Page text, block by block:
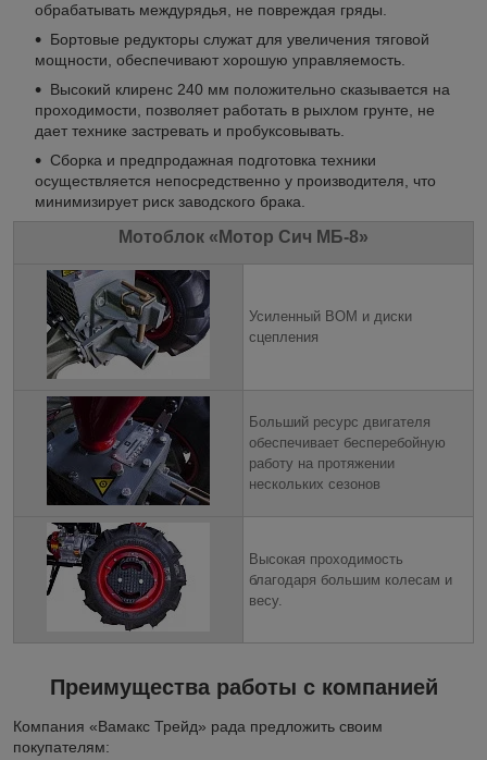
обрабатывать междурядья, не повреждая гряды.
Бортовые редукторы служат для увеличения тяговой
мощности, обеспечивают хорошую управляемость.
Высокий клиренс 240 мм положительно сказывается на
проходимости, позволяет работать в рыхлом грунте, не
дает технике застревать и пробуксовывать.
Сборка и предпродажная подготовка техники
осуществляется непосредственно у производителя, что
минимизирует риск заводского брака.
Мотоблок «Мотор Сич МБ-8»
Усиленный ВОМ и диски
сцепления
Больший ресурс двигателя
обеспечивает бесперебойную
работу на протяжении
нескольких сезонов
Высокая проходимость
благодаря большим колесам и
весу.
Преимущества работы с компанией
Компания «Вамакс Трейд» рада предложить своим
покупателям: